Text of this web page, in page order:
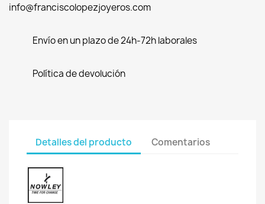
info@franciscolopezjoyeros.com
Envío en un plazo de 24h-72h laborales
Política de devolución
Detalles del producto Comentarios